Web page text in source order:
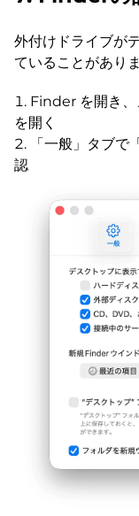
外付けドライブが
ていることがありま
Finder を開き、
を開く
「一般」タブ
認